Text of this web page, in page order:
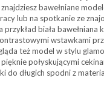
bawełniane
lub na spotkanie ze
biała bawełniana
wstawkami
też model w stylu
połyskującymi
do długich spodni z